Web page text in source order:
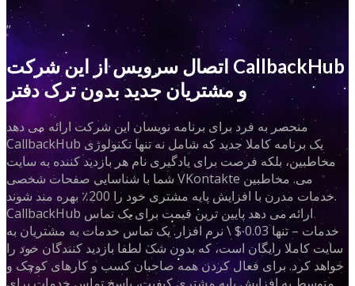
”
اتصال سرویس از این شرکت CallbackHub
و مشتریان جدید بدون ترک دفتر
منحصر به فرد برای برنامه نویسان این شرکت ارائه می دهد
CallbackHub یک برنامه کاملا جدید که شامل نه تنها تکنولوژی
مخاطبین، بلکه فرصت برای یادگیری نام هر بازدید کننده به سایت
شما با شناسایی صفحات شخصی VKontakte می. مخاطبین
خدمات مدرن با افزایش پایه مشتری خود را 200٪ بهره مند شوند.
CallbackHub ارائه می دهد پایین ترین قیمت برای یک تماس
خدمات – تنها 0.03 $ \ نرم افزار. یک تماس خدمات به مشتریان به
سایت کاملا رایگان است، که بدون شک لطفا بازدید کنندگان خود را
خواهد کرد. برای فعال کردن همه صاحبان کسب و کارهای کوچک و